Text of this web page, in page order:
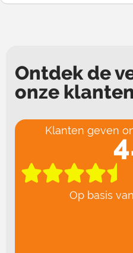
Ontdek de
onze klanten
Klanten geven
Op basis van